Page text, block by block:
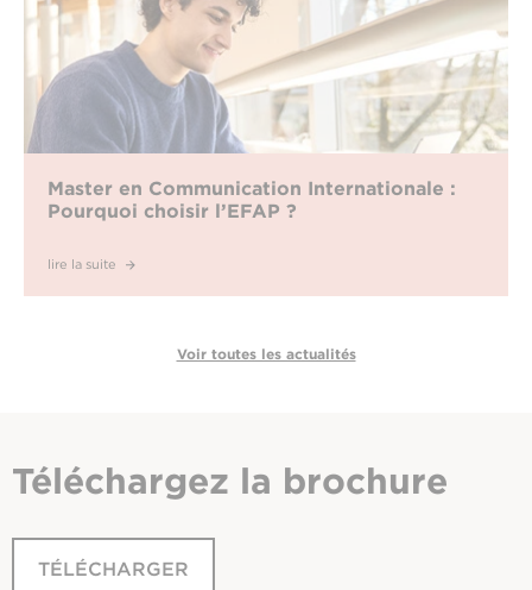
Master en Communication Internationale :
Pourquoi choisir l’EFAP ?
lire la suite
Voir toutes les actualités
Téléchargez la brochure
TÉLÉCHARGER